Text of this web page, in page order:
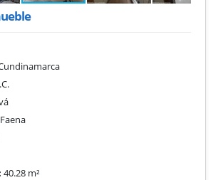
40.28 m²